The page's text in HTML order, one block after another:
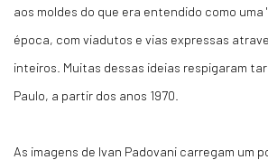
aos moldes do que era entendido como uma
época, com viadutos e vias expressas
inteiros. Muitas dessas ideias respigaram
Paulo, a partir dos anos 1970.
As imagens de Ivan Padovani carregam um